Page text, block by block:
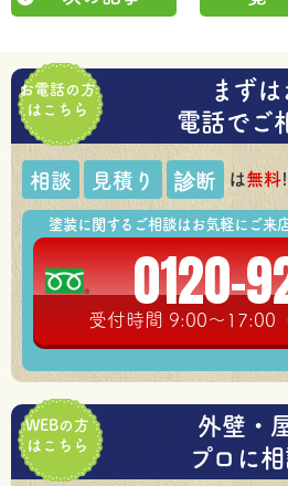
お電話の方
はこちら
まず
電話でご
相談 見積り 診断 は無料!
塗装に関するご相談はお気軽にご来
0120-
受付時間 9:00～17:00
WEBの方
はこちら
外壁・
プロに